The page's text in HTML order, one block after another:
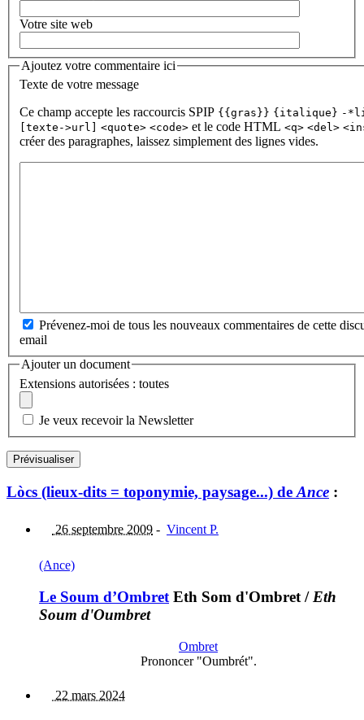
Votre site web
Ajoutez votre commentaire ici
Texte de votre message
Ce champ accepte les raccourcis SPIP {{gras}} {italique} -
[texte->url]
<quote> <code> et le code HTML <q> <del>
créer des paragraphes, laissez simplement des lignes vides.
Prévenez-moi de tous les nouveaux commentaires de cette
email
Ajouter un document
Extensions autorisées : toutes
Je veux recevoir la Newsletter
Lòcs (lieux-dits = toponymie, paysage...) de Ance :
26 septembre 2009 - Vincent P.
(Ance)
Le Soum d’Ombret Eth Som d'Ombret / Eth
Soum d'Oumbret
Ombret
Prononcer "Oumbrét".
22 mars 2024